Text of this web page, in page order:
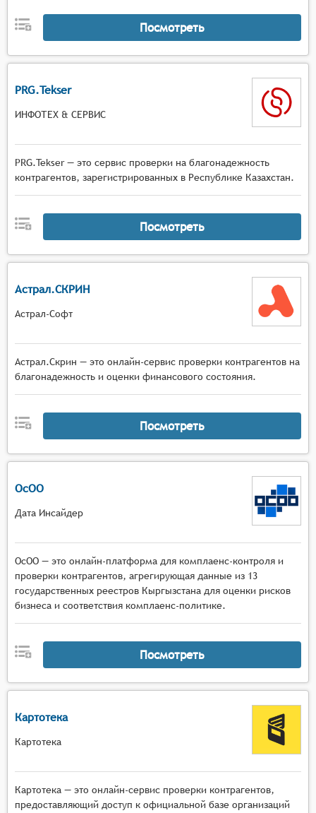
Посмотреть
PRG.Tekser
ИНФОТЕХ & СЕРВИС
PRG.Tekser — это сервис проверки на благонадежность
контрагентов, зарегистрированных в Республике Казахстан.
Посмотреть
Астрал.СКРИН
Астрал-Софт
Астрал.Скрин — это онлайн-сервис проверки контрагентов на
благонадежность и оценки финансового состояния.
Посмотреть
ОсОО
Дата Инсайдер
ОсОО — это онлайн-платформа для комплаенс-контроля и
проверки контрагентов, агрегирующая данные из 13
государственных реестров Кыргызстана для оценки рисков
бизнеса и соответствия комплаенс-политике.
Посмотреть
Картотека
Картотека
Картотека — это онлайн-сервис проверки контрагентов,
предоставляющий доступ к официальной базе организаций